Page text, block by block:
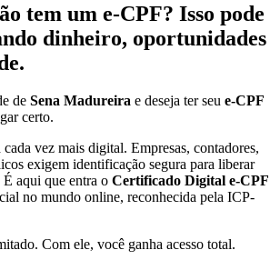
tem um e-CPF? Isso pode
dinheiro, oportunidades
de Sena Madureira e deseja ter seu e-CPF
certo.
vez mais digital. Empresas, contadores,
exigem identificação segura para liberar
aqui que entra o Certificado Digital e-CPF
no mundo online, reconhecida pela ICP-
Com ele, você ganha acesso total.